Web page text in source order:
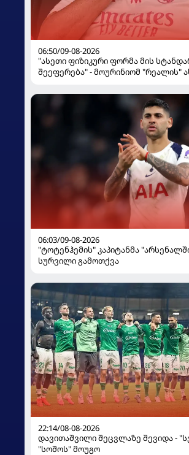
06:50/09-08-2026
"ასეთი ფიზიკური ფორმა მის
შეეფერება" - მოურინიომ "რეალის"
06:03/09-08-2026
"ტოტენჰემის" კაპიტანმა
სურვილი გამოთქვა
22:14/08-08-2026
დავითაშვილი შეცვლაზე შევიდა -
"სოშოს" მოუგო